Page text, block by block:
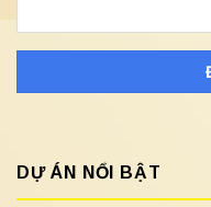
DỰ ÁN NỔI BẬT